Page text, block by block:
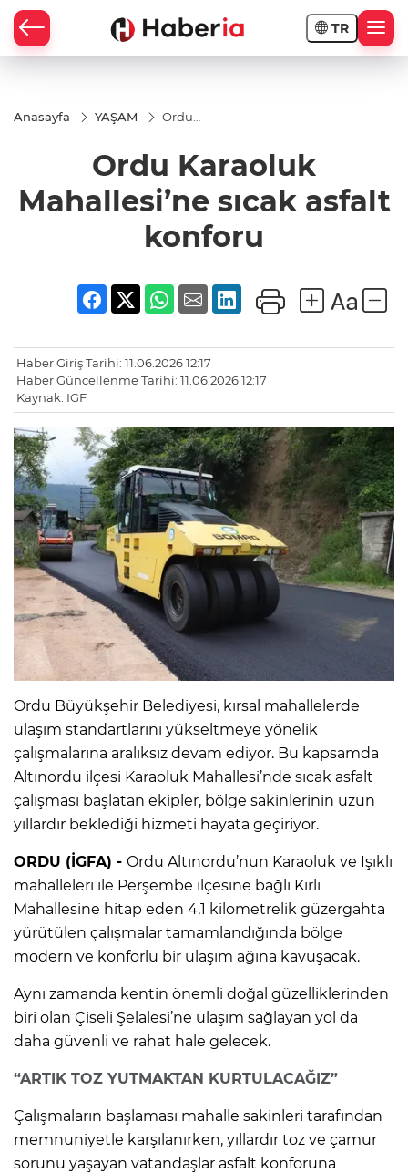
TR
Anasayfa YAŞAM
Ordu
sıcak asfalt
konforu
Ordu Karaoluk
Mahallesi’ne sıcak asfalt
konforu
Haber Giriş Tarihi: 11.06.2026 12:17
Haber Güncellenme Tarihi: 11.06.2026 12:17
Kaynak: IGF
Ordu Büyükşehir Belediyesi, kırsal mahallelerde
ulaşım standartlarını yükseltmeye yönelik
çalışmalarına aralıksız devam ediyor. Bu kapsamda
Altınordu ilçesi Karaoluk Mahallesi’nde sıcak asfalt
çalışması başlatan ekipler, bölge sakinlerinin uzun
yıllardır beklediği hizmeti hayata geçiriyor.
ORDU (İGFA) - Ordu Altınordu’nun Karaoluk ve Işıklı
mahalleleri ile Perşembe ilçesine bağlı Kırlı
Mahallesine hitap eden 4,1 kilometrelik güzergahta
yürütülen çalışmalar tamamlandığında bölge
modern ve konforlu bir ulaşım ağına kavuşacak.
Aynı zamanda kentin önemli doğal güzelliklerinden
biri olan Çiseli Şelalesi’ne ulaşım sağlayan yol da
daha güvenli ve rahat hale gelecek.
“ARTIK TOZ YUTMAKTAN KURTULACAĞIZ”
Çalışmaların başlaması mahalle sakinleri tarafından
memnuniyetle karşılanırken, yıllardır toz ve çamur
sorunu yaşayan vatandaşlar asfalt konforuna